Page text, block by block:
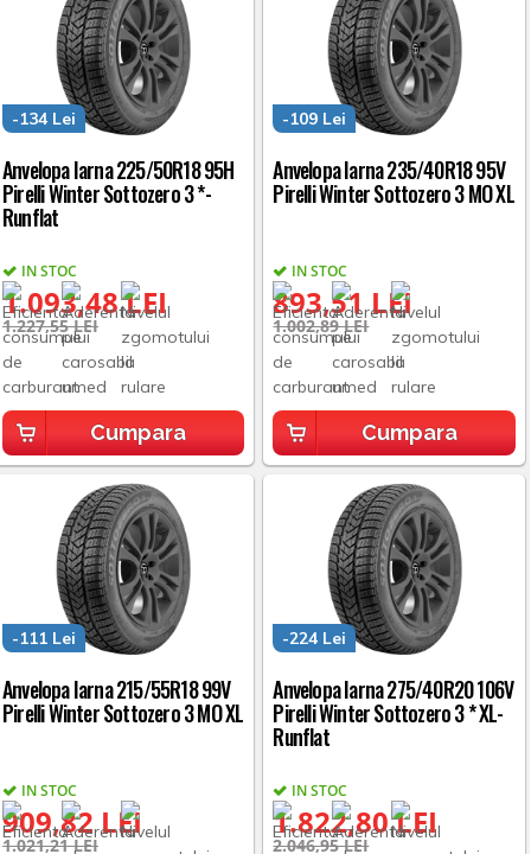
Anvelopa Iarna 225/50R18 95H
Pirelli Winter Sottozero 3 *-
Runflat
IN STOC
1.093,48 LEI
-134 Lei
1.227,55 LEI
Cumpara
Anvelopa Iarna 235/40R18 95V
Pirelli Winter Sottozero 3 MO XL
IN STOC
893,51 LEI
-109 Lei
1.002,89 LEI
Cumpara
Anvelopa Iarna 215/55R18 99V
Pirelli Winter Sottozero 3 MO XL
IN STOC
909,82 LEI
-111 Lei
1.021,21 LEI
Anvelopa Iarna 275/40R20 106V
Pirelli Winter Sottozero 3 * XL-
Runflat
IN STOC
1.822,80 LEI
-224 Lei
2.046,95 LEI